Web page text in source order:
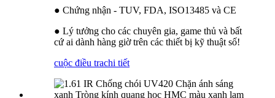
● Chứng nhận - TUV, FDA, ISO13485 và CE
● Lý tưởng cho các chuyên gia, game thủ và bất
cứ ai dành hàng giờ trên các thiết bị kỹ thuật số!
cuộc điều trachi tiết